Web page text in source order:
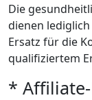
Die
dienen
Ersatz für die
qualifiziertem
*